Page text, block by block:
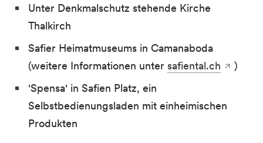
Unter Denkmalschutz stehende Kirche
Thalkirch
Safier Heimatmuseums in Camanaboda
(weitere Informationen unter safiental.ch
)
'Spensa' in Safien Platz, ein
Selbstbedienungsladen mit einheimischen
Produkten